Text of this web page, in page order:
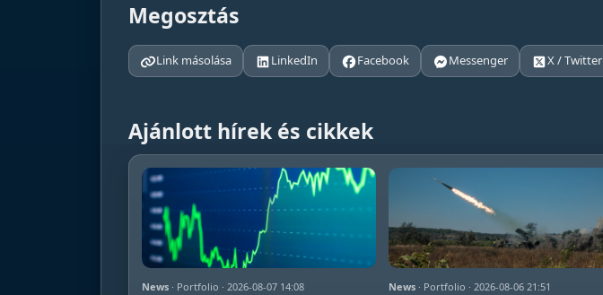
Megosztás
Link másolása LinkedIn Facebook Messenger X / Twitter
Ajánlott hírek és cikkek
News · Portfolio · 2026-08-07 14:08 News· Portfolio · 2026-08-06 21:51